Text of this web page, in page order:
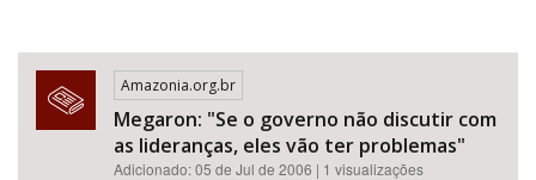
Amazonia.org.br
Megaron: "Se o governo não discutir com
as lideranças, eles vão ter problemas"
Adicionado: 05 de Jul de 2006 | 1 visualizações